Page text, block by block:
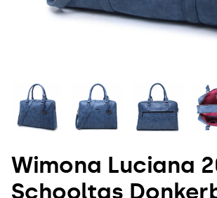
Wimona Luciana
Schooltas